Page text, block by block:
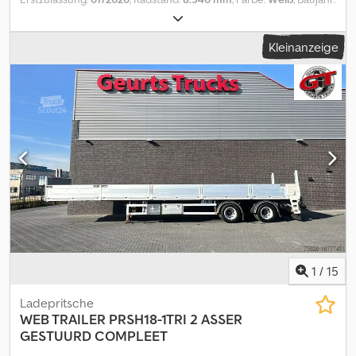
Bsdpfx Agsvicx Ne Sewr
, Leergewicht: 6.470 kg Zuladung: 23.530 kg zGG: 30.000 kg
Höhe der Ladefläche: 90 cm Technischer Zustand: sehr gut
Bwjdpfxsygkxio Ag Ssr Optischer Zustand: sehr gut NOOYENS 2
ACHSE SEMIE SCPECIAL FUR KRAN LKW 2 ACHSER
LUFTGEFEDERT HYDRAULISCH GELENKT SAF AS CHASSIS
COMPLET SPRITSVERZINKT ALIMINIUM BORDWANDEN HOHE
TIEFLADR 90 CM HALS LENGE 375 CM LENGTE LENGE
LADEFLACHE 757 CM TOTAAL LENGTE SEMIE 1200 CM TRAILER IS
IN SUPER TOESTAND
Kleinanzeige
1 / 15
Ladepritsche
WEB TRAILER PRSH18-1TRI 2 ASSER
GESTUURD COMPLEET